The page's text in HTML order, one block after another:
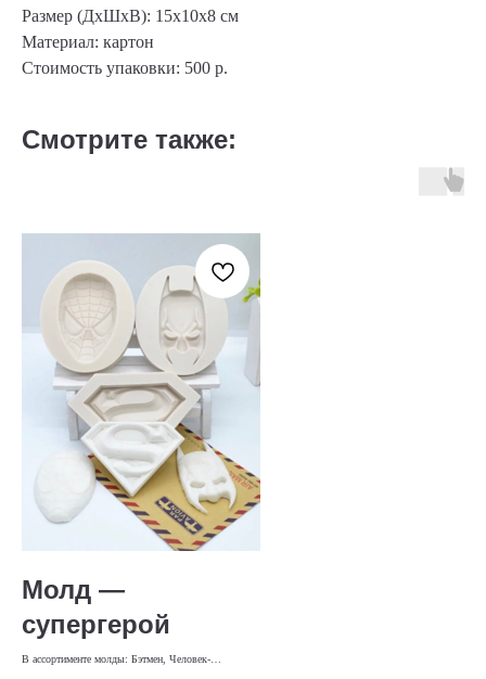
Размер (ДхШхВ): 15х10х8 см
Материал: картон
Стоимость упаковки: 500 р.
Смотрите также:
Молд —
супергерой
В ассортименте молды: Бэтмен, Человек-